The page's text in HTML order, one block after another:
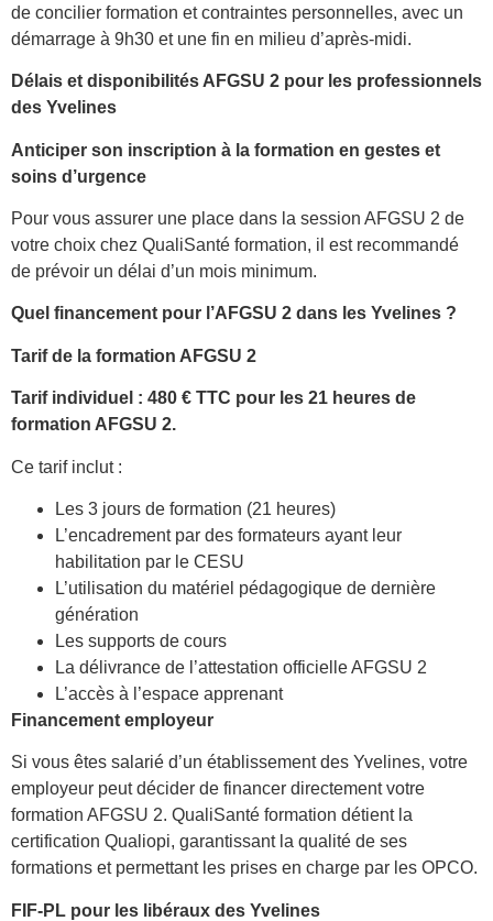
de concilier formation et contraintes personnelles, avec un
démarrage à 9h30 et une fin en milieu d’après-midi.
Délais et disponibilités AFGSU 2 pour les professionnels
des Yvelines
Anticiper son inscription à la formation en gestes et
soins d’urgence
Pour vous assurer une place dans la session AFGSU 2 de
votre choix chez QualiSanté formation, il est recommandé
de prévoir un délai d’un mois minimum.
Quel financement pour l’AFGSU 2 dans les Yvelines ?
Tarif de la formation AFGSU 2
Tarif individuel : 480 € TTC pour les 21 heures de
formation AFGSU 2.
Ce tarif inclut :
Les 3 jours de formation (21 heures)
L’encadrement par des formateurs ayant leur
habilitation par le CESU
L’utilisation du matériel pédagogique de dernière
génération
Les supports de cours
La délivrance de l’attestation officielle AFGSU 2
L’accès à l’espace apprenant
Financement employeur
Si vous êtes salarié d’un établissement des Yvelines, votre
employeur peut décider de financer directement votre
formation AFGSU 2. QualiSanté formation détient la
certification Qualiopi, garantissant la qualité de ses
formations et permettant les prises en charge par les OPCO.
FIF-PL pour les libéraux des Yvelines